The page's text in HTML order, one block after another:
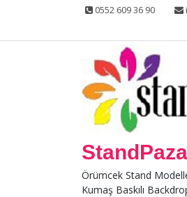
0552 609 36 90
Örümcek Stand
Kumaş Baskılı